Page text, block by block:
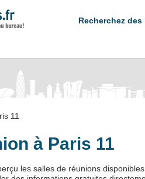
Recherchez des
11
à Paris 11
les salles de réunions